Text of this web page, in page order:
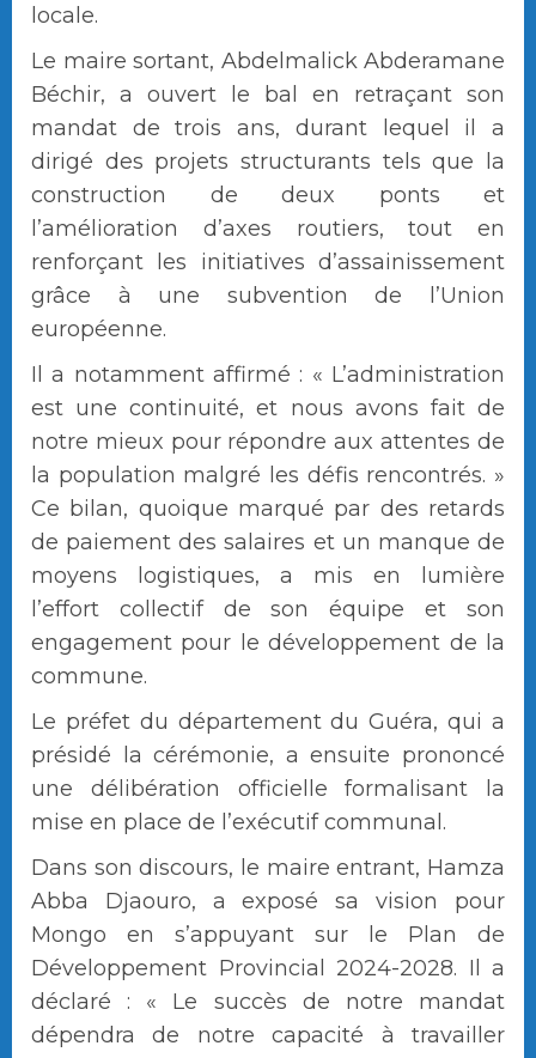
locale.
Le maire sortant, Abdelmalick Abderamane
Béchir, a ouvert le bal en retraçant son
mandat de trois ans, durant lequel il a
dirigé des projets structurants tels que la
construction de deux ponts et
l’amélioration d’axes routiers, tout en
renforçant les initiatives d’assainissement
grâce à une subvention de l’Union
européenne.
Il a notamment affirmé : « L’administration
est une continuité, et nous avons fait de
notre mieux pour répondre aux attentes de
la population malgré les défis rencontrés. »
Ce bilan, quoique marqué par des retards
de paiement des salaires et un manque de
moyens logistiques, a mis en lumière
l’effort collectif de son équipe et son
engagement pour le développement de la
commune.
Le préfet du département du Guéra, qui a
présidé la cérémonie, a ensuite prononcé
une délibération officielle formalisant la
mise en place de l’exécutif communal.
Dans son discours, le maire entrant, Hamza
Abba Djaouro, a exposé sa vision pour
Mongo en s’appuyant sur le Plan de
Développement Provincial 2024-2028. Il a
déclaré : « Le succès de notre mandat
dépendra de notre capacité à travailler